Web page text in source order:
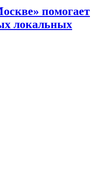
помогает
локальных